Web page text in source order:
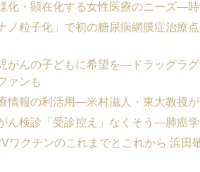
化・顕在化する女性医療のニーズ―
ナノ粒子化」で初の糖尿病網膜症治療
がんの子どもに希望を―ドラッグラ
ァンも
情報の利活用―米村滋人・東大教授
ん検診「受診控え」なくそう―肺癌
ワクチンのこれまでとこれから 浜田